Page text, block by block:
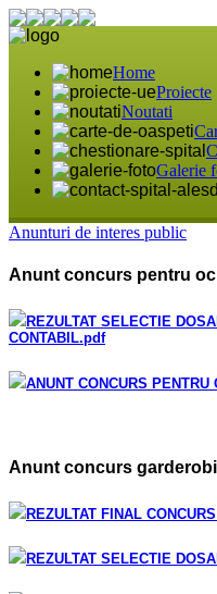
Home
Proiecte
Noutati
Galerie
Anunturi de interes public
Anunt concurs pentru
REZULTAT SELECTIE
CONTABIL.pdf
ANUNT CONCURS
Anunt concurs
REZULTAT FINAL
REZULTAT SELECTIE